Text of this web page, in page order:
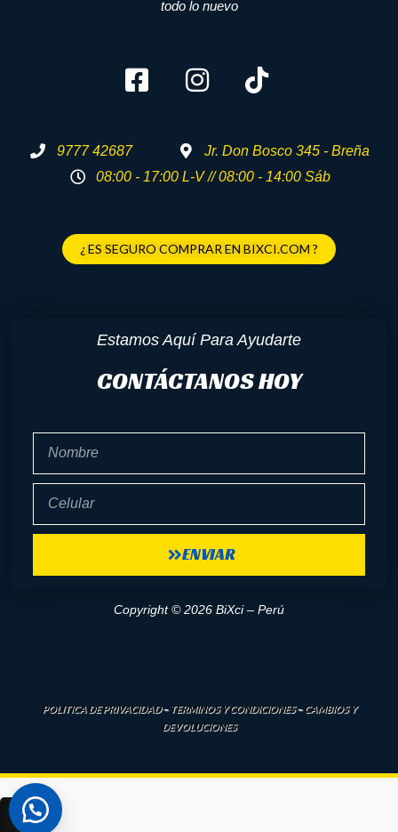
todo lo nuevo
9777 42687
Jr. Don Bosco 345 - Breña
08:00 - 17:00 L-V // 08:00 - 14:00 Sáb
¿ ES SEGURO COMPRAR EN BIXCI.COM ?
Estamos Aquí Para Ayudarte
CONTÁCTANOS HOY
ENVIAR
Copyright © 2026 BiXci – Perú
POLITICA DE PRIVACIDAD–TERMINOS Y CONDICIONES–CAMBIOS Y
DEVOLUCIONES